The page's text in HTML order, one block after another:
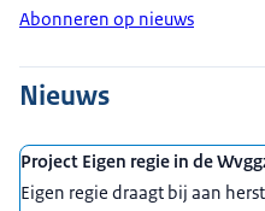
Abonneren op nieuws
Nieuws
Project Eigen regie in de
Eigen regie draagt bij aan